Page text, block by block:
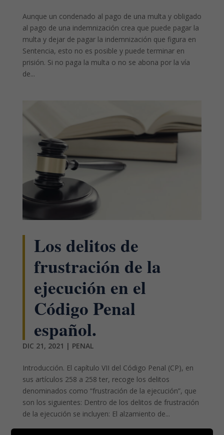
Aunque un condenado al pago de una multa y obligado
al pago de una indemnización crea que puede pagar la
multa y dejar de pagar la indemnización que figura en
Sentencia, esto no es posible y puede terminar en
prisión. Si no paga la multa o no se abona por la vía
de...
Los delitos de
frustración de la
ejecución en el
Código Penal
español.
DIC 21, 2021 | PENAL
Introducción. El capítulo VII del Código Penal (CP), en
sus artículos 258 a 258 ter, recoge los delitos
denominados como “frustración de la ejecución”, que
son los siguientes: Dentro de los delitos de frustración
de la ejecución se incluyen: El alzamiento de...